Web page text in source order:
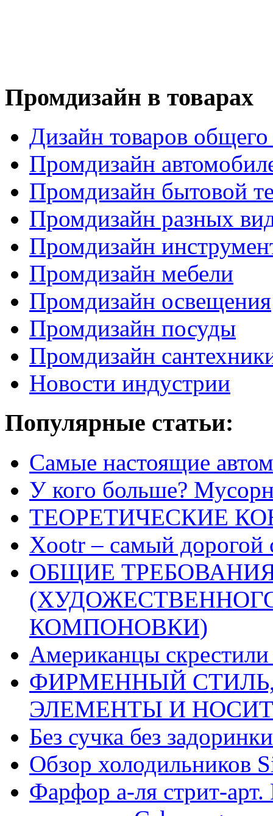
Промдизайн в товарах
Дизайн товаров общего
Промдизайн
Промдизайн бытовой
Промдизайн разных
Промдизайн
Промдизайн мебели
Промдизайн освещения
Промдизайн посуды
Промдизайн
Новости индустрии
Популярные статьи:
Самые настоящие
У кого больше?
ТЕОРЕТИЧЕСКИЕ
Xootr – самый дорогой
ОБЩИЕ
КОМПОНОВКИ)
Американцы
ФИРМЕННЫЙ
ЭЛЕМЕНТЫ И
Без сучка без
Обзор холодильников
Фарфор а-ля стрит-